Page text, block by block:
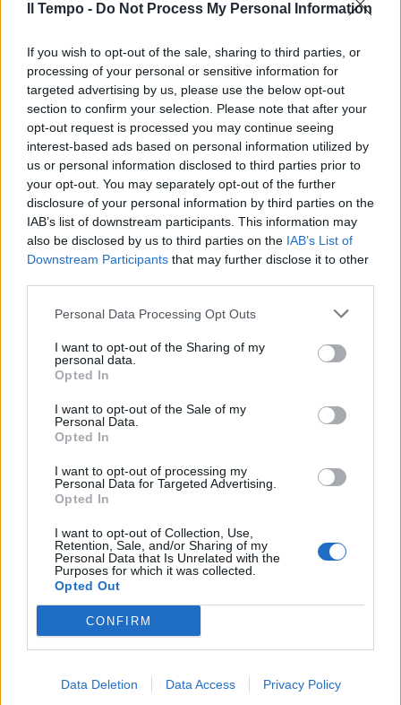
Il Tempo - Do Not Process My Personal Information
If you wish to opt-out of the sale, sharing to third parties, or
processing of your personal or sensitive information for
targeted advertising by us, please use the below opt-out
section to confirm your selection. Please note that after your
opt-out request is processed you may continue seeing
interest-based ads based on personal information utilized by
us or personal information disclosed to third parties prior to
your opt-out. You may separately opt-out of the further
disclosure of your personal information by third parties on the
IAB’s list of downstream participants. This information may
also be disclosed by us to third parties on the IAB’s List of
Downstream Participants that may further disclose it to other
Personal Data Processing Opt Outs
I want to opt-out of the Sharing of my
personal data.
Opted In
I want to opt-out of the Sale of my
Personal Data.
Opted In
I want to opt-out of processing my
Personal Data for Targeted Advertising.
Opted In
I want to opt-out of Collection, Use,
Retention, Sale, and/or Sharing of my
Personal Data that Is Unrelated with the
Purposes for which it was collected.
Opted Out
CONFIRM
Data Deletion Data Access Privacy Policy